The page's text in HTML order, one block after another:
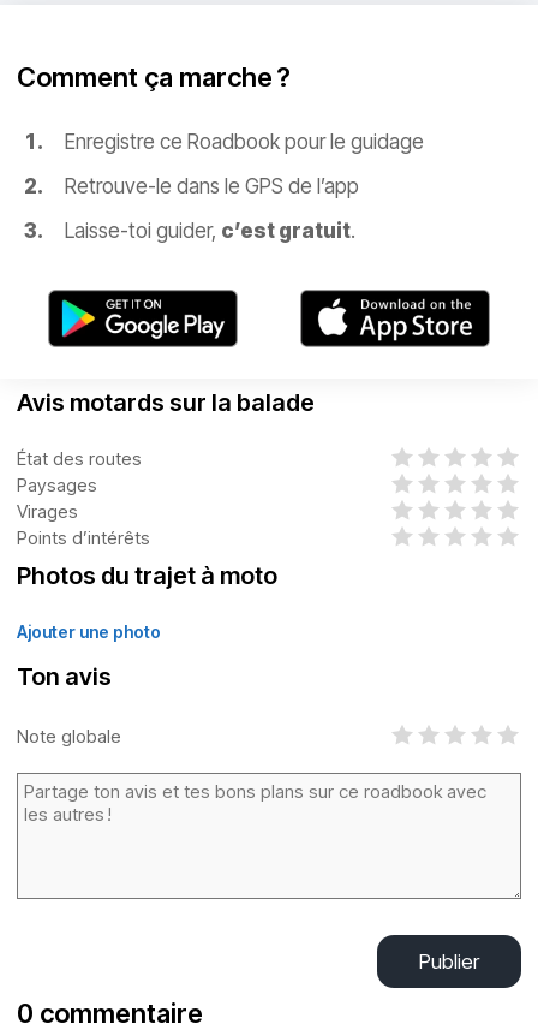
Comment ça marche ?
Enregistre ce Roadbook pour le guidage
Retrouve-le dans le GPS de l’app
Laisse-toi guider, c’est gratuit.
Avis motards sur la balade
État des routes
Paysages
Virages
Points d’intérêts
Photos du trajet à moto
Ajouter une photo
Ton avis
Note globale
Publier
0 commentaire